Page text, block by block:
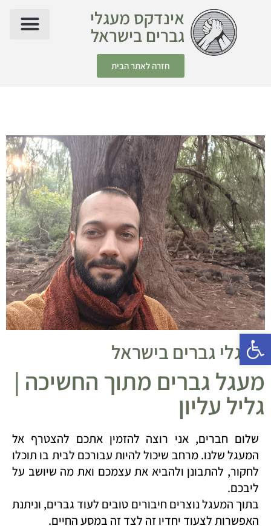
פתח סרגל נגישות
אינדקס מעגלי
גברים בישראל
חזרה לאתר הבית
מעגלי גברים בישראל
מעגל גברים מתוך החשיכה |
גליל עליון
שלום חברים, אני רוצה להזמין אתכם להצטרף אל
המעגל שלנו. מרחב שיכול להיות עבורכם לבית בו תוכלו
לחקור, להתבונן ולהביא את עצמכם ואת מה שיושב על
ליבכם.
בתוך המעגל נוצרים חיבורים טובים לעוד גברים, וניתנת
האפשרות לצעוד יחדיו זה לצד זה במסע החיים.